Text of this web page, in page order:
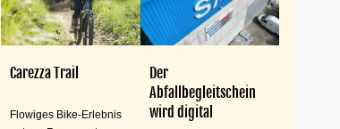
Carezza Trail
Flowiges Bike-Erlebnis
Der
Abfallbegleitschein
wird digital